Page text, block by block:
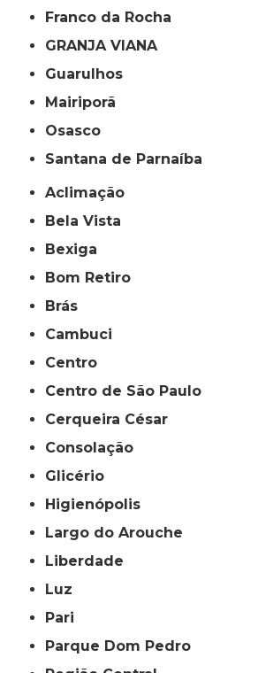
Franco da Rocha
GRANJA VIANA
Guarulhos
Mairiporã
Osasco
Santana de Parnaíba
Aclimação
Bela Vista
Bexiga
Bom Retiro
Brás
Cambuci
Centro
Centro de São Paulo
Cerqueira César
Consolação
Glicério
Higienópolis
Largo do Arouche
Liberdade
Luz
Pari
Parque Dom Pedro